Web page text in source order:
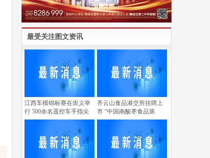
最受关注图文资讯
江西车模锦标赛在崇义举
行 500余名遥控车手指尖
齐云山食品港交所挂牌上
市 “中国南酸枣食品第